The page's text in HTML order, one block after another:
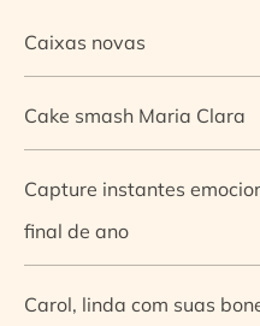
Caixas novas
Cake smash Maria Clara
Capture instantes
final de ano
Carol, linda com suas